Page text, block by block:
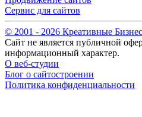
Сервис для сайтов
© 2001 - 2026 Креативные
Сайт не является публичной
информационный характер.
О веб-студии
Блог о сайтостроении
Политика конфиденциальности